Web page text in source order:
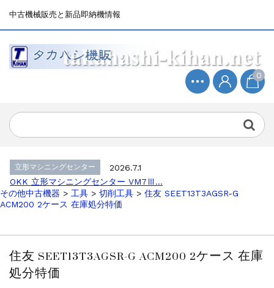
中古機械販売と新品即納機情報
0
森精機 立形マシニングセンター NV50...
立形マシニングセンター
2026.7.1
立形マシニングセンター
2026.7.1
OKK 立形マシニングセンター VM7Ⅲ...
販売 買取
2026.6.29
ブラザー SPEEDIO W1000Xd...
その他の工作機械
2026.5.19
ミマキエンジニアリング NC彫刻機 ME...
その他中古機器 > 工具 > 切削工具 > 住友 SEET13T3AGSR-G
ACM200 2ケース 在庫処分特価
住友 SEET13T3AGSR-G ACM200 2ケース 在庫
処分特価